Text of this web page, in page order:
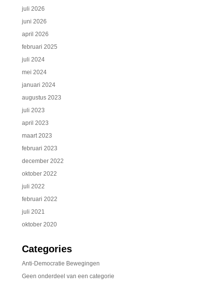
juli 2026
juni 2026
april 2026
februari 2025
juli 2024
mei 2024
januari 2024
augustus 2023
juli 2023
april 2023
maart 2023
februari 2023
december 2022
oktober 2022
juli 2022
februari 2022
juli 2021
oktober 2020
Categories
Anti-Democratie Bewegingen
Geen onderdeel van een categorie